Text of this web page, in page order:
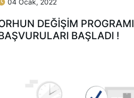
04 Ocak, 2022
DEĞİŞİM PROGRAMI
BAŞLADI !